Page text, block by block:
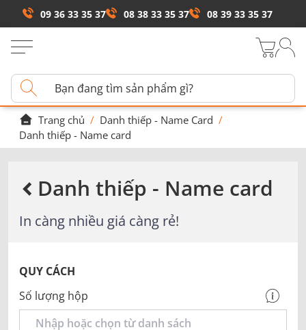
09 36 33 35 37 08 38 33 35 37 08 39 33 35 37
Trang chủ / Danh thiếp - Name Card /
Danh thiếp - Name card
Danh thiếp - Name card
In càng nhiều giá càng rẻ!
QUY CÁCH
Số lượng hộp